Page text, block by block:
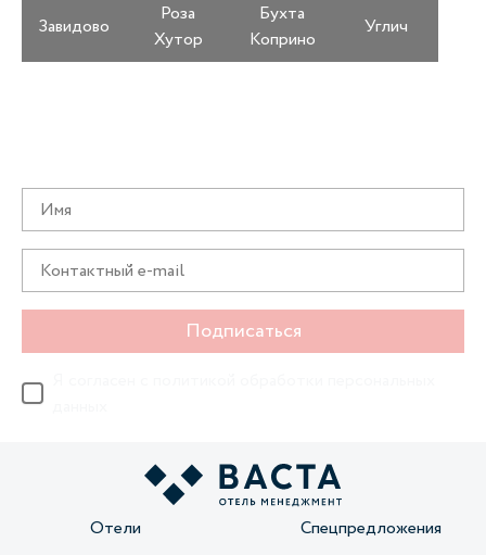
Завидово
Роза
Хутор
Бухта
Коприно
Углич
Подписаться
Отели Спецпредложения